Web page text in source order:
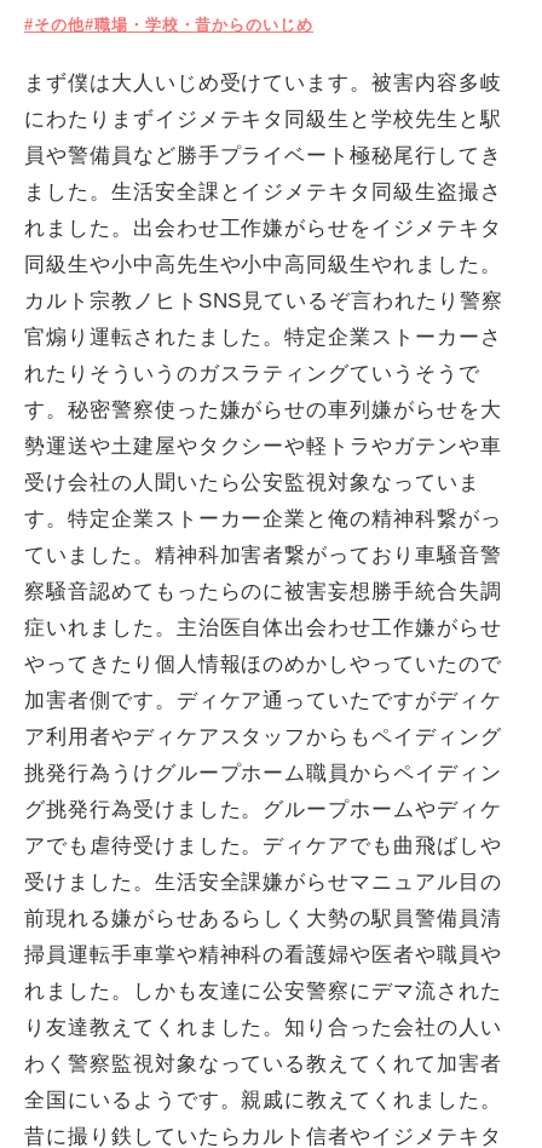
#その他#職場・学校・昔からのいじめ
まず僕は大人いじめ受けています。被害内容多岐
にわたりまずイジメテキタ同級生と学校先生と駅
員や警備員など勝手プライベート極秘尾行してき
ました。生活安全課とイジメテキタ同級生盗撮さ
れました。出会わせ工作嫌がらせをイジメテキタ
同級生や小中高先生や小中高同級生やれました。
カルト宗教ノヒトSNS見ているぞ言われたり警察
官煽り運転されたました。特定企業ストーカーさ
れたりそういうのガスラティングていうそうで
す。秘密警察使った嫌がらせの車列嫌がらせを大
勢運送や土建屋やタクシーや軽トラやガテンや車
受け会社の人聞いたら公安監視対象なっていま
す。特定企業ストーカー企業と俺の精神科繋がっ
ていました。精神科加害者繋がっており車騒音警
察騒音認めてもったらのに被害妄想勝手統合失調
症いれました。主治医自体出会わせ工作嫌がらせ
やってきたり個人情報ほのめかしやっていたので
加害者側です。ディケア通っていたですがディケ
ア利用者やディケアスタッフからもペイディング
挑発行為うけグループホーム職員からペイディン
グ挑発行為受けました。グループホームやディケ
アでも虐待受けました。ディケアでも曲飛ばしや
受けました。生活安全課嫌がらせマニュアル目の
前現れる嫌がらせあるらしく大勢の駅員警備員清
掃員運転手車掌や精神科の看護婦や医者や職員や
れました。しかも友達に公安警察にデマ流された
り友達教えてくれました。知り合った会社の人い
わく警察監視対象なっている教えてくれて加害者
全国にいるようです。親戚に教えてくれました。
昔に撮り鉄していたらカルト信者やイジメテキタ